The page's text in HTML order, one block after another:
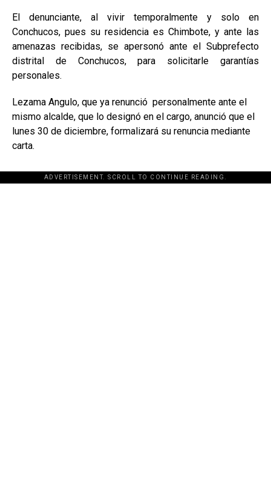
El denunciante, al vivir temporalmente y solo en
Conchucos, pues su residencia es Chimbote, y ante las
amenazas recibidas, se apersonó ante el Subprefecto
distrital de Conchucos, para solicitarle garantías
personales.
Lezama Angulo, que ya renunció personalmente ante el
mismo alcalde, que lo designó en el cargo, anunció que el
lunes 30 de diciembre, formalizará su renuncia mediante
carta.
ADVERTISEMENT. SCROLL TO CONTINUE READING.